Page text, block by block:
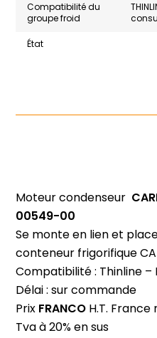
Compatibilité du
groupe froid
État
Moteur condenseur
00549-00
Se monte en lien et
conteneur frigorifique
Compatibilité : Thinline –
Délai : sur commande
PrixFRANCOH.T.
Tva à 20% en sus